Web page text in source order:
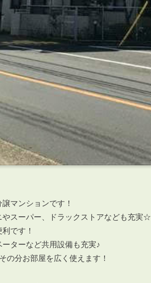
マンションです！
やスーパー、ドラックストアなども充実☆
です！
ターなど共用設備も充実♪
の分お部屋を広く使えます！